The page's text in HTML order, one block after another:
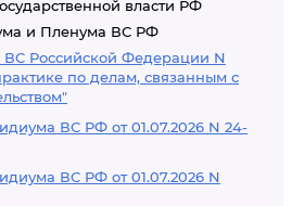
власти РФ
и Пленума ВС РФ
ВС Российской Федерации N
по делам, связанным с
ВС РФ от 01.07.2026 N 24-
ВС РФ от 01.07.2026 N